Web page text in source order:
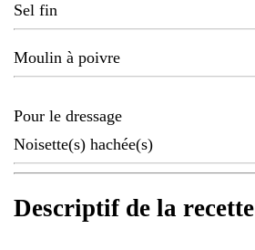
Sel fin
Moulin à poivre
Pour le dressage
Noisette(s) hachée(s)
Descriptif de la recette